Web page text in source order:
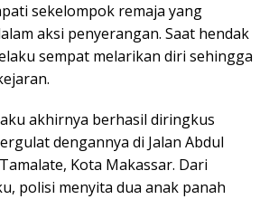
sekelompok remaja yang
aksi penyerangan. Saat hendak
sempat melarikan diri sehingga
akhirnya berhasil diringkus
dengannya di Jalan Abdul
Kota Makassar. Dari
polisi menyita dua anak panah